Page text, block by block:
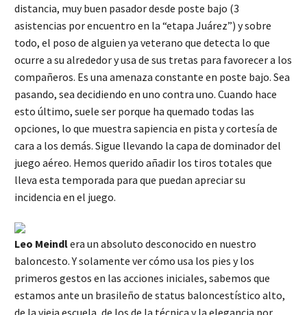
distancia, muy buen pasador desde poste bajo (3
asistencias por encuentro en la “etapa Juárez”) y sobre
todo, el poso de alguien ya veterano que detecta lo que
ocurre a su alrededor y usa de sus tretas para favorecer a los
compañeros. Es una amenaza constante en poste bajo. Sea
pasando, sea decidiendo en uno contra uno. Cuando hace
esto último, suele ser porque ha quemado todas las
opciones, lo que muestra sapiencia en pista y cortesía de
cara a los demás. Sigue llevando la capa de dominador del
juego aéreo. Hemos querido añadir los tiros totales que
lleva esta temporada para que puedan apreciar su
incidencia en el juego.
Leo Meindlera un absoluto desconocido en nuestro
baloncesto. Y solamente ver cómo usa los pies y los
primeros gestos en las acciones iniciales, sabemos que
estamos ante un brasileño de status baloncestístico alto,
de la vieja escuela, de los de la técnica y la elegancia por